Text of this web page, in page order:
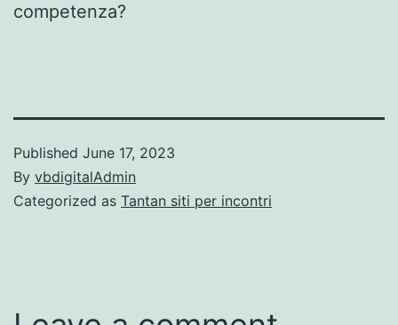
competenza?
Published June 17, 2023
By vbdigitalAdmin
Categorized as Tantan siti per incontri